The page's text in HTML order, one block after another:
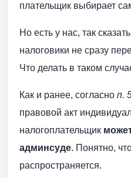
плательщик выбирает
Но есть у нас, так
налоговики не сразу
Что делать в таком
Как и ранее, согласно п.
правовой акт
налогоплательщик
админсуде. Понятно,
распространяется.